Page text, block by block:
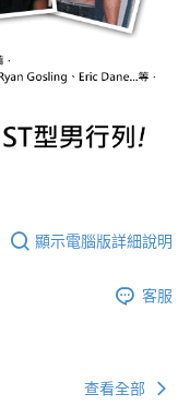
顯示電腦版詳細說明
客服
查看全部